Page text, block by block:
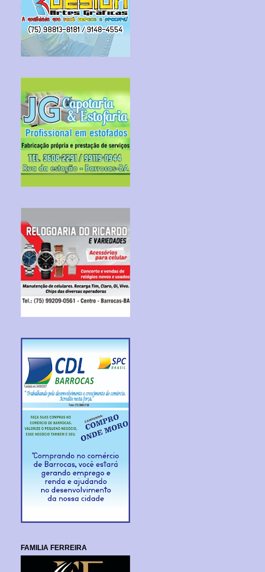
FAMILIA FERREIRA